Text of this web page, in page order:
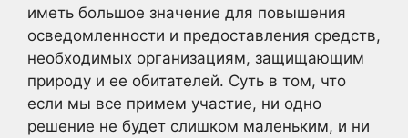
иметь большое значение для повышения
осведомленности и предоставления средств,
необходимых организациям, защищающим
природу и ее обитателей. Суть в том, что
если мы все примем участие, ни одно
решение не будет слишком маленьким, и ни